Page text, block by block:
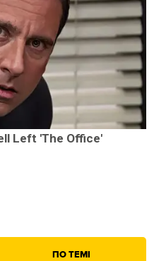
ПО ТЕМІ
Left 'The Office'